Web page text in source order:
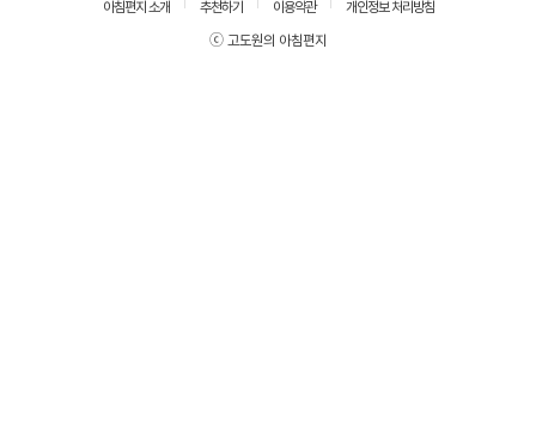
아침편지 소개 추천하기 이용약관
개인정보 처리방침
ⓒ 고도원의 아침편지